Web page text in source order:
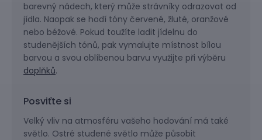
barevný nádech, který může strávníky odrazovat od
jídla. Naopak se hodí tóny červené, žluté, oranžové
nebo béžové. Pokud toužíte ladit jídelnu do
studenějších tónů, pak vymalujte místnost bílou
barvou a svou oblíbenou barvu využijte při výběru
doplňků.
Posviťte si
Velký vliv na atmosféru vašeho hodování má také
světlo. Ostré studené světlo může působit